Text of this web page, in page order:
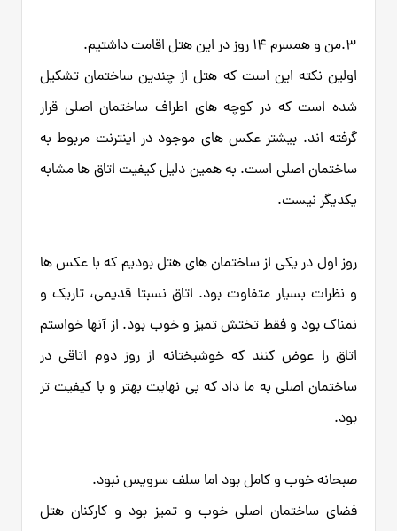
3.من و همسرم 14 روز در این هتل اقامت داشتیم.
اولین نکته این است که هتل از چندین ساختمان تشکیل
شده است که در کوچه های اطراف ساختمان اصلی قرار
گرفته اند. بیشتر عکس های موجود در اینترنت مربوط به
ساختمان اصلی است. به همین دلیل کیفیت اتاق ها مشابه
یکدیگر نیست.
روز اول در یکی از ساختمان های هتل بودیم که با عکس ها
و نظرات بسیار متفاوت بود. اتاق نسبتا قدیمی، تاریک و
نمناک بود و فقط تختش تمیز و خوب بود. از آنها خواستم
اتاق را عوض کنند که خوشبختانه از روز دوم اتاقی در
ساختمان اصلی به ما داد که بی نهایت بهتر و با کیفیت تر
بود.
صبحانه خوب و کامل بود اما سلف سرویس نبود.
فضای ساختمان اصلی خوب و تمیز بود و کارکنان هتل